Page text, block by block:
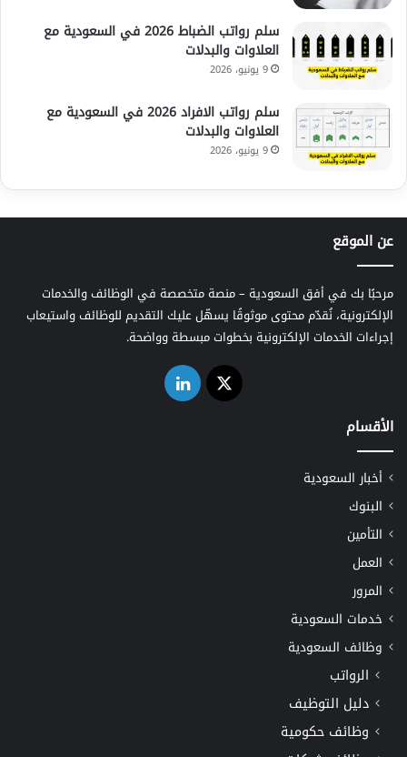
سلم رواتب الضباط 2026 في السعودية مع
العلاوات والبدلات
9 يونيو، 2026
سلم رواتب الافراد 2026 في السعودية مع
العلاوات والبدلات
9 يونيو، 2026
عن الموقع
مرحبًا بك في أفق السعودية – منصة متخصصة في الوظائف والخدمات
الإلكترونية، نُقدّم محتوى موثوقًا يسهّل عليك التقديم للوظائف واستيعاب
إجراءات الخدمات الإلكترونية بخطوات مبسطة وواضحة.
‫X لينكدإن
الأقسام
أخبار السعودية
البنوك
التأمين
العمل
المرور
خدمات السعودية
وظائف السعودية
الرواتب
دليل التوظيف
وظائف حكومية